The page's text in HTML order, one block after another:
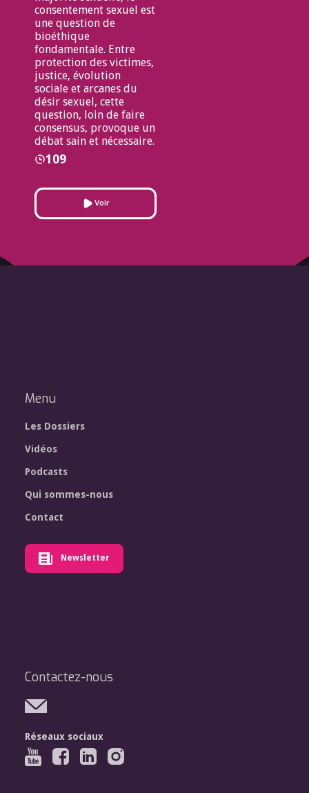
consentement sexuel est
une question de
bioéthique
fondamentale. Entre
protection des victimes,
justice, évolution
sociale et arcanes du
désir sexuel, cette
question, loin de faire
consensus, provoque un
débat sain et nécessaire.
109
Voir
Menu
Les Dossiers
Vidéos
Podcasts
Qui sommes-nous
Contact
Newsletter
Contactez-nous
Réseaux sociaux